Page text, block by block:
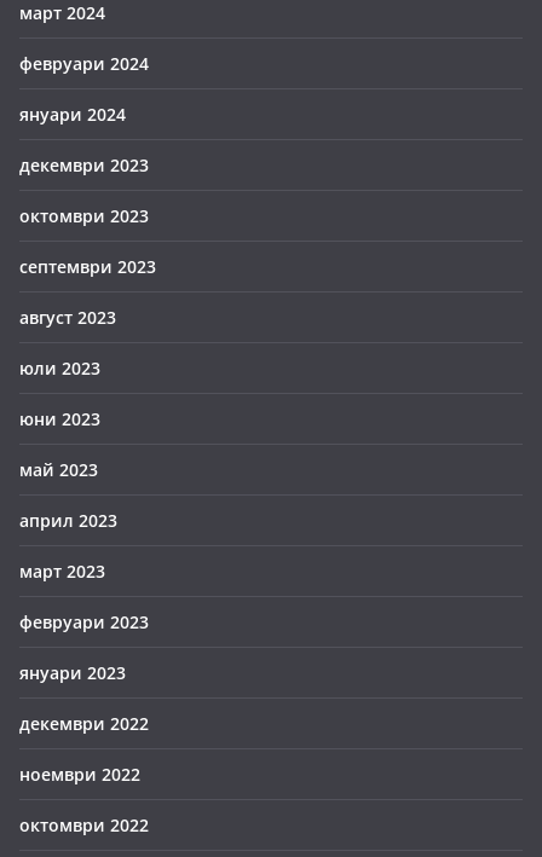
март 2024
февруари 2024
януари 2024
декември 2023
октомври 2023
септември 2023
август 2023
юли 2023
юни 2023
май 2023
април 2023
март 2023
февруари 2023
януари 2023
декември 2022
ноември 2022
октомври 2022